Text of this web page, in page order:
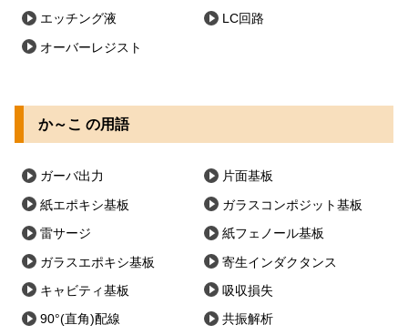
エッチング液 LC回路
オーバーレジスト
か～こ の用語
ガーバ出力 片面基板
紙エポキシ基板 ガラスコンポジット基板
雷サージ 紙フェノール基板
ガラスエポキシ基板 寄生インダクタンス
キャビティ基板 吸収損失
90°(直角)配線 共振解析